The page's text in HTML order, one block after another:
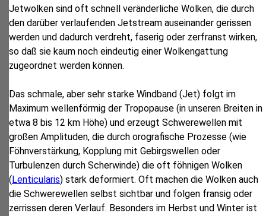
Jetwolken sind oft schnell veränderliche Wolken, die durch
den darüber verlaufenden Jetstream auseinander gerissen
werden und dadurch verdreht, faserig oder zerfranst wirken,
so daß sie kaum noch eindeutig einer Wolkengattung
zugeordnet werden können.
Das schmale, aber sehr starke Windband (Jet) folgt im
Maximum wellenförmig der Tropopause (in unseren Breiten in
etwa 8 bis 12 km Höhe) und erzeugt Schwerewellen mit
großen Amplituden, die durch orografische Prozesse (wie
Föhnverstärkung, Kopplung mit Gebirgswellen oder
Turbulenzen durch Scherwinde) die oft föhnigen Wolken
( Lenticularis) stark deformiert. Oft machen die Wolken auch
die Schwerewellen selbst sichtbar und folgen fransig oder
zerrissen deren Verlauf. Besonders im Herbst und Winter ist